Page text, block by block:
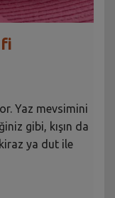
Yaz mevsimini
gibi, kışın da
ya dut ile